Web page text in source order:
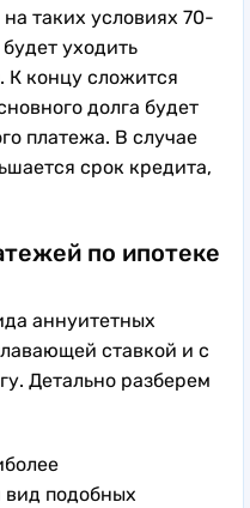
таких условиях 70-
уходить
К концу сложится
долга будет
платежа. В случае
срок кредита,
по ипотеке
аннуитетных
ставкой и с
Детально разберем
подобных